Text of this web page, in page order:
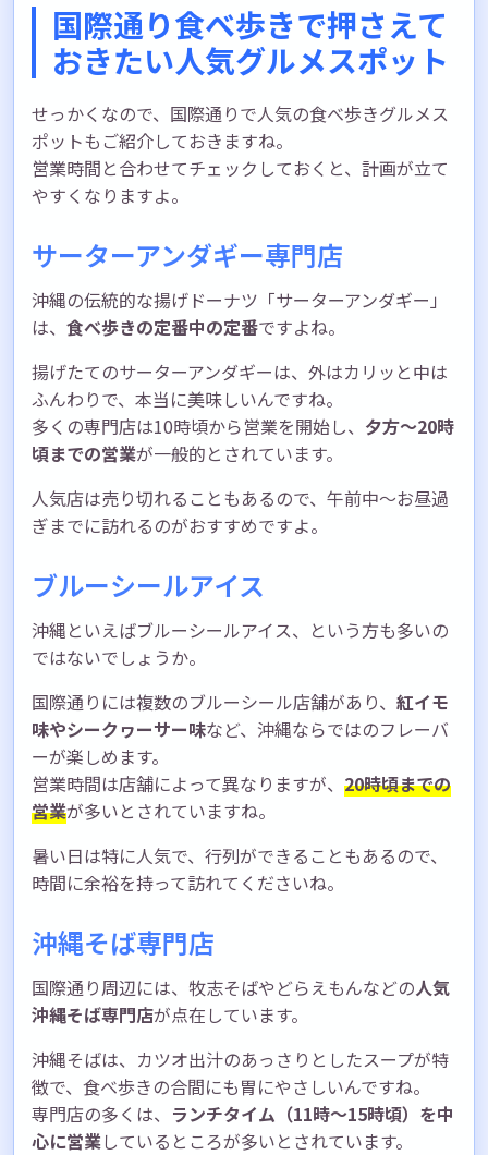
国際通り食べ歩きで押さえて
おきたい人気グルメスポット
せっかくなので、国際通りで人気の食べ歩きグルメス
ポットもご紹介しておきますね。
営業時間と合わせてチェックしておくと、計画が立て
やすくなりますよ。
サーターアンダギー専門店
沖縄の伝統的な揚げドーナツ「サーターアンダギー」
は、 食べ歩きの定番中の定番ですよね。
揚げたてのサーターアンダギーは、外はカリッと中は
ふんわりで、本当に美味しいんですね。
多くの専門店は10時頃から営業を開始し、 夕方〜20時
頃までの営業が一般的とされています。
人気店は売り切れることもあるので、午前中〜お昼過
ぎまでに訪れるのがおすすめですよ。
ブルーシールアイス
沖縄といえばブルーシールアイス、という方も多いの
ではないでしょうか。
国際通りには複数のブルーシール店舗があり、 紅イモ
味やシークヮーサー味など、沖縄ならではのフレーバ
ーが楽しめます。
営業時間は店舗によって異なりますが、 20時頃までの
営業が多いとされていますね。
暑い日は特に人気で、行列ができることもあるので、
時間に余裕を持って訪れてくださいね。
沖縄そば専門店
国際通り周辺には、牧志そばやどらえもんなどの人気
沖縄そば専門店が点在しています。
沖縄そばは、カツオ出汁のあっさりとしたスープが特
徴で、食べ歩きの合間にも胃にやさしいんですね。
専門店の多くは、 ランチタイム（11時〜15時頃）を中
心に営業しているところが多いとされています。